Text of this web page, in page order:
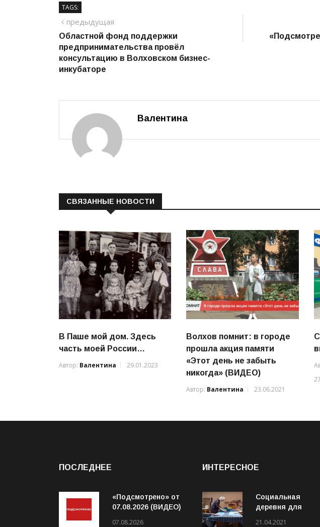
TAGS:
Навигация
по
записям
предыдущая
Областной фонд поддержки
предпринимательства провёл
консультацию в Волховском бизнес-
инкубаторе
Валентина
СВЯЗАННЫЕ НОВОСТИ
В Паше мой дом. Здесь
часть моей России…
Автор: Валентина 29.01.2023
Волхов помнит: в городе
прошла акция памяти
«Этот день не забыть
никогда» (ВИДЕО)
Автор: Валентина 23.06.2021
ПОСЛЕДНЕЕ
«Подсмотрено» от
07.08.2026 (ВИДЕО)
07.08.2026
ИНТЕРЕСНОЕ
Социальная
деревня для
21.04.2021